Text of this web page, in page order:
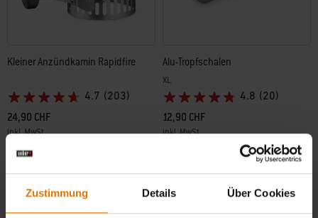
Zustimmung Details Über Cookies
Kleiner Anzündkamin Rapidfire
4.7 (203)
24,90 CHF
inkl. MwSt.
Color Options
Alu-Tropfschalen
XL
4.8 (20)
12,90 CHF
inkl. MwSt.